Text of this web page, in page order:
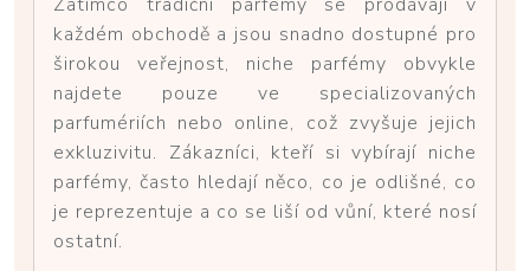
každém obchodě a jsou snadno dostupné pro
širokou veřejnost, niche parfémy obvykle
najdete pouze ve specializovaných
parfumériích nebo online, což zvyšuje jejich
exkluzivitu. Zákazníci, kteří si vybírají niche
parfémy, často hledají něco, co je odlišné, co
je reprezentuje a co se liší od vůní, které nosí
ostatní.